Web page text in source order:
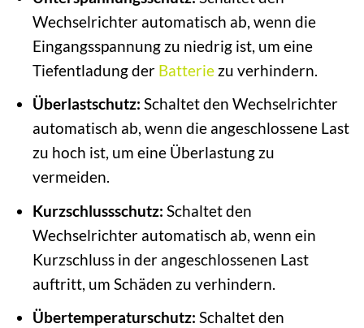
Wechselrichter automatisch ab, wenn die
Eingangsspannung zu niedrig ist, um eine
Tiefentladung der Batteriezu verhindern.
Überlastschutz: Schaltet den Wechselrichter
automatisch ab, wenn die angeschlossene Last
zu hoch ist, um eine Überlastung zu
vermeiden.
Kurzschlussschutz: Schaltet den
Wechselrichter automatisch ab, wenn ein
Kurzschluss in der angeschlossenen Last
auftritt, um Schäden zu verhindern.
Übertemperaturschutz: Schaltet den